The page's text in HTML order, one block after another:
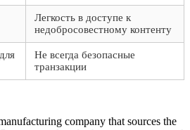
Легкость в доступе к
недобросовестному контенту
Не всегда безопасные
транзакции
company that sources the